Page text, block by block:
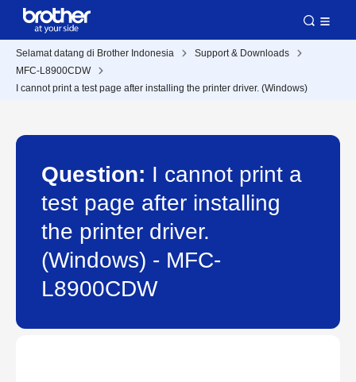
Selamat datang di Brother Indonesia
Support & Downloads
MFC-L8900CDW
I cannot print a test page after installing the printer driver. (Windows)
Question: I cannot print a
test page after installing
the printer driver.
(Windows) - MFC-
L8900CDW